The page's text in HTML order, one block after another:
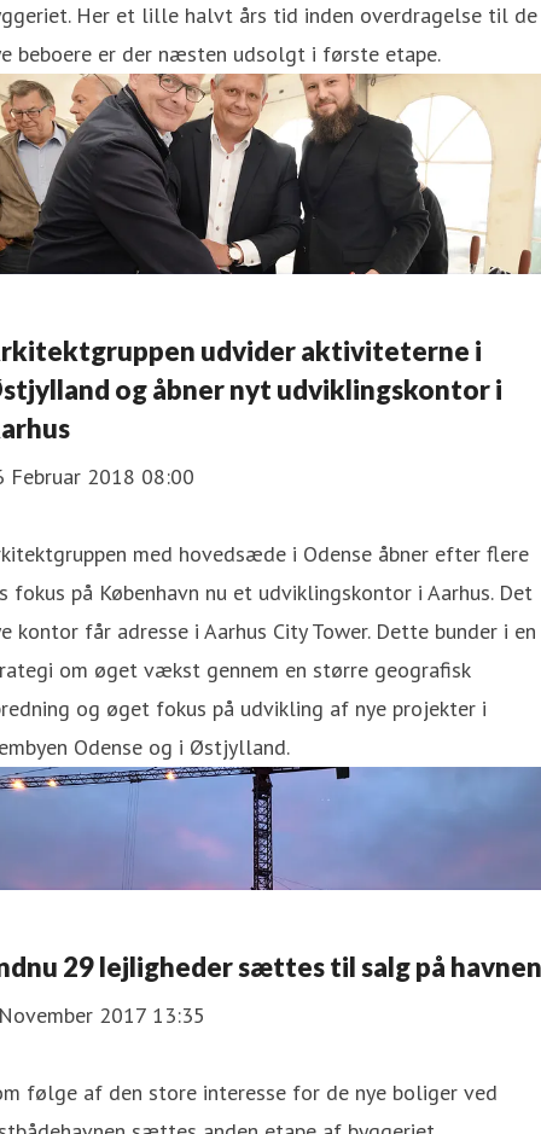
Her et lille halvt års tid inden overdragelse til de
beboere er der næsten udsolgt i første etape.
udvider aktiviteterne i
og åbner nyt udviklingskontor i
Februar 2018 08:00
med hovedsæde i Odense åbner efter flere
fokus på København nu et udviklingskontor i Aarhus. Det
kontor får adresse i Aarhus City Tower. Dette bunder i en
om øget vækst gennem en større geografisk
og øget fokus på udvikling af nye projekter i
Odense og i Østjylland.
29 lejligheder sættes til salg på havnen
2017 13:35
følge af den store interesse for de nye boliger ved